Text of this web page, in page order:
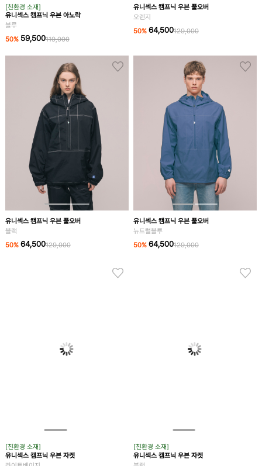
[친환경 소재]
유니섹스 캠프닉 우븐 아노락
블루
50% 59,500119,000
유니섹스 캠프닉 우븐 풀오버
오렌지
50% 64,500129,000
유니섹스 캠프닉 우븐 풀오버
블랙
50% 64,500129,000
유니섹스 캠프닉 우븐 풀오버
뉴트럴블루
50% 64,500129,000
라이트베이지
50% 69,500139,000
[친환경 소재]
유니섹스 캠프닉 우븐 자켓